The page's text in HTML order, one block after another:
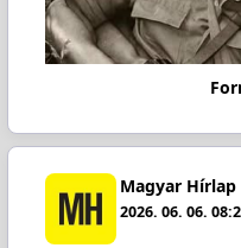
Magyar Hírlap
2026. 06. 06.